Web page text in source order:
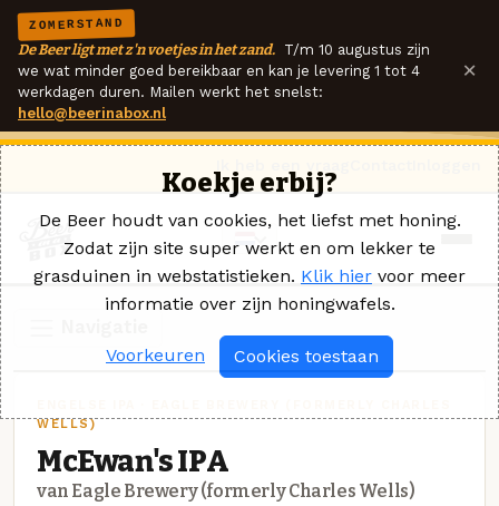
ZOMERSTAND
De Beer ligt met z'n voetjes in het zand. T/m 10 augustus zijn
we wat minder goed bereikbaar en kan je levering 1 tot 4
werkdagen duren. Mailen werkt het snelst:
hello@beerinabox.nl
×
WELLS)
McEwan's IPA
van Eagle Brewery (formerly Charles Wells)
Koekje erbij?
De Beer houdt van cookies, het liefst met honing.
Zodat zijn site super werkt en om lekker te
grasduinen in webstatistieken. Klik hier voor meer
informatie over zijn honingwafels.
Voorkeuren Cookies toestaan